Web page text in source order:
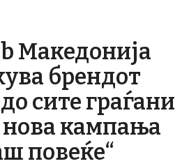
Македонија
брендот
сите граѓани
нова кампања
повеќе“